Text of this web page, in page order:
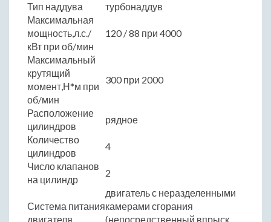
Тип наддува
турбонаддув
Максимальная
мощность,л.с./
кВт при об/мин
120 / 88 при 4000
Максимальный
крутящий
момент,Н*м при
об/мин
300 при 2000
Расположение
цилиндров
рядное
Количество
цилиндров
4
Число клапанов
на цилиндр
2
Система питания
двигателя
двигатель с неразделенными
камерами сгорания
(непосредственный впрыск